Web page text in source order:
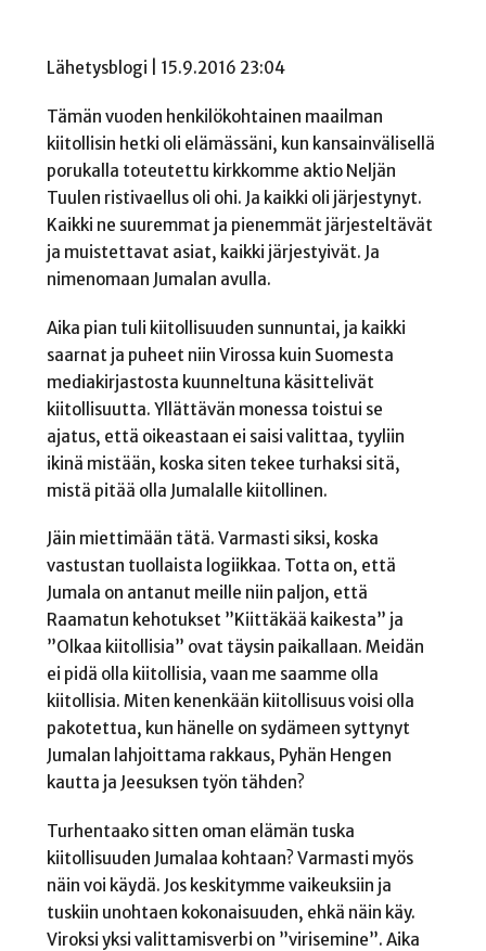
Lähetysblogi | 15.9.2016 23:04
Tämän vuoden henkilökohtainen maailman
kiitollisin hetki oli elämässäni, kun kansainvälisellä
porukalla toteutettu kirkkomme aktio Neljän
Tuulen ristivaellus oli ohi. Ja kaikki oli järjestynyt.
Kaikki ne suuremmat ja pienemmät järjesteltävät
ja muistettavat asiat, kaikki järjestyivät. Ja
nimenomaan Jumalan avulla.
Aika pian tuli kiitollisuuden sunnuntai, ja kaikki
saarnat ja puheet niin Virossa kuin Suomesta
mediakirjastosta kuunneltuna käsittelivät
kiitollisuutta. Yllättävän monessa toistui se
ajatus, että oikeastaan ei saisi valittaa, tyyliin
ikinä mistään, koska siten tekee turhaksi sitä,
mistä pitää olla Jumalalle kiitollinen.
Jäin miettimään tätä. Varmasti siksi, koska
vastustan tuollaista logiikkaa. Totta on, että
Jumala on antanut meille niin paljon, että
Raamatun kehotukset ”Kiittäkää kaikesta” ja
”Olkaa kiitollisia” ovat täysin paikallaan. Meidän
ei pidä olla kiitollisia, vaan me saamme olla
kiitollisia. Miten kenenkään kiitollisuus voisi olla
pakotettua, kun hänelle on sydämeen syttynyt
Jumalan lahjoittama rakkaus, Pyhän Hengen
kautta ja Jeesuksen työn tähden?
Turhentaako sitten oman elämän tuska
kiitollisuuden Jumalaa kohtaan? Varmasti myös
näin voi käydä. Jos keskitymme vaikeuksiin ja
tuskiin unohtaen kokonaisuuden, ehkä näin käy.
Viroksi yksi valittamisverbi on ”virisemine”. Aika